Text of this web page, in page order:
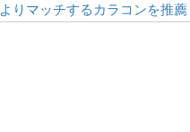
よりマッチするカラコンを推薦